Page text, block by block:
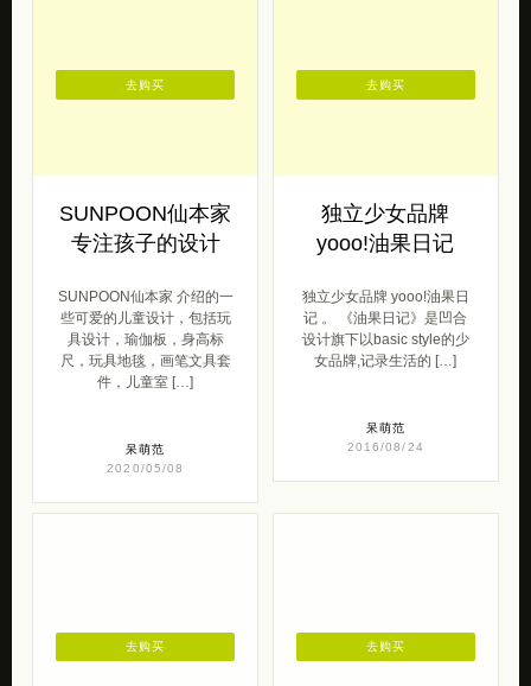
SUNPOON仙本家
专注孩子的设计
SUNPOON仙本家 介绍的一
些可爱的儿童设计，包括玩
具设计，瑜伽板，身高标
尺，玩具地毯，画笔文具套
件，儿童室 […]
呆萌范
2020/05/08
去购买
独立少女品牌
yooo!油果日记
独立少女品牌 yooo!油果日
记 。 《油果日记》是凹合
设计旗下以basic style的少
女品牌,记录生活的 […]
呆萌范
2016/08/24
去购买
去购买 去购买